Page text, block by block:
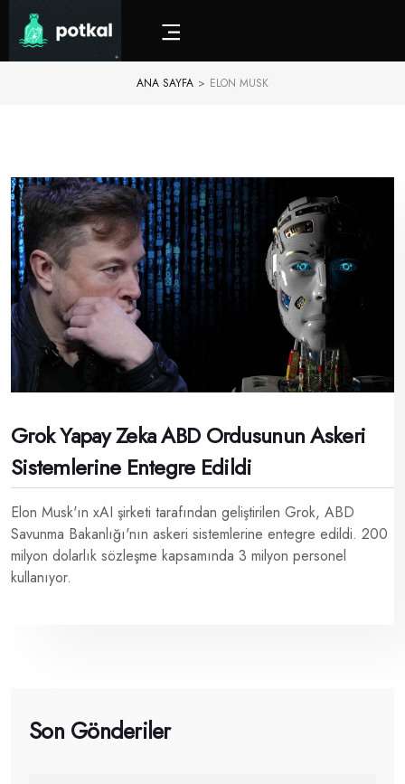
ANA SAYFA > ELON MUSK
Grok Yapay Zeka ABD Ordusunun Askeri
Sistemlerine Entegre Edildi
Elon Musk'ın xAI şirketi tarafından geliştirilen Grok, ABD
Savunma Bakanlığı'nın askeri sistemlerine entegre edildi. 200
milyon dolarlık sözleşme kapsamında 3 milyon personel
kullanıyor.
Son Gönderiler